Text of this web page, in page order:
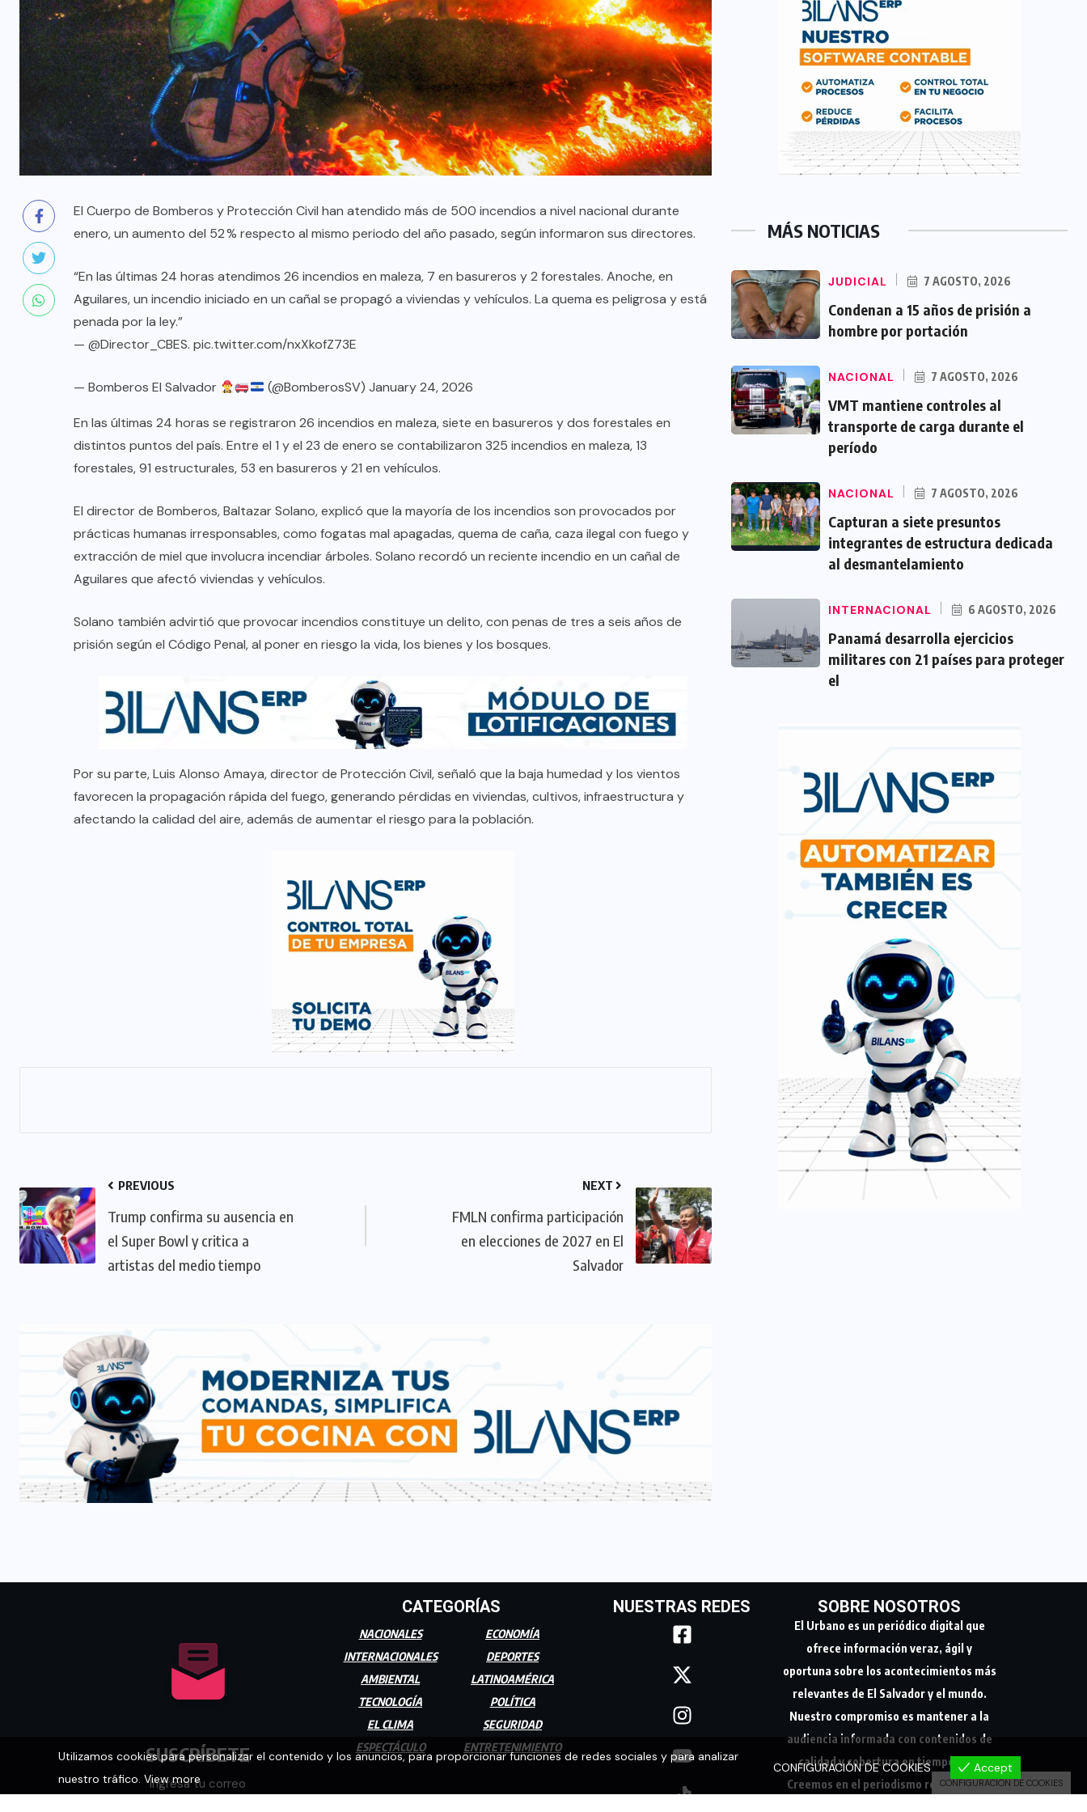
El Cuerpo de Bomberos y Protección Civil han atendido más de 500 incendios a nivel nacional durante
enero, un aumento del 52 % respecto al mismo periodo del año pasado, según informaron sus directores.
“En las últimas 24 horas atendimos 26 incendios en maleza, 7 en basureros y 2 forestales. Anoche, en
Aguilares, un incendio iniciado en un cañal se propagó a viviendas y vehículos. La quema es peligrosa y está
penada por la ley.”
— @Director_CBES. pic.twitter.com/nxXkofZ73E
— Bomberos El Salvador (@BomberosSV) January 24, 2026
En las últimas 24 horas se registraron 26 incendios en maleza, siete en basureros y dos forestales en
distintos puntos del país. Entre el 1 y el 23 de enero se contabilizaron 325 incendios en maleza, 13
forestales, 91 estructurales, 53 en basureros y 21 en vehículos.
El director de Bomberos, Baltazar Solano, explicó que la mayoría de los incendios son provocados por
prácticas humanas irresponsables, como fogatas mal apagadas, quema de caña, caza ilegal con fuego y
extracción de miel que involucra incendiar árboles. Solano recordó un reciente incendio en un cañal de
Aguilares que afectó viviendas y vehículos.
Solano también advirtió que provocar incendios constituye un delito, con penas de tres a seis años de
prisión según el Código Penal, al poner en riesgo la vida, los bienes y los bosques.
Por su parte, Luis Alonso Amaya, director de Protección Civil, señaló que la baja humedad y los vientos
favorecen la propagación rápida del fuego, generando pérdidas en viviendas, cultivos, infraestructura y
afectando la calidad del aire, además de aumentar el riesgo para la población.
PREVIOUS
Trump confirma su ausencia en
el Super Bowl y critica a
artistas del medio tiempo
NEXT
FMLN confirma participación
en elecciones de 2027 en El
Salvador
MÁS NOTICIAS
JUDICIAL 7 AGOSTO, 2026
Condenan a 15 años de prisión a
hombre por portación
NACIONAL 7 AGOSTO, 2026
VMT mantiene controles al
transporte de carga durante el
período
NACIONAL 7 AGOSTO, 2026
Capturan a siete presuntos
integrantes de estructura dedicada
al desmantelamiento
INTERNACIONAL 6 AGOSTO, 2026
Panamá desarrolla ejercicios
militares con 21 países para proteger
el
SUSCRÍBETE
Ingresa tu correo
electrónico para recibir las
CATEGORÍAS
NACIONALES
INTERNACIONALES
AMBIENTAL
TECNOLOGÍA
EL CLIMA
ESPECTÁCULO
ECONOMÍA
DEPORTES
LATINOAMÉRICA
POLÍTICA
SEGURIDAD
ENTRETENIMIENTO
NUESTRAS REDES SOBRE NOSOTROS
El Urbano es un periódico digital que
ofrece información veraz, ágil y
oportuna sobre los acontecimientos más
relevantes de El Salvador y el mundo.
Nuestro compromiso es mantener a la
audiencia informada con contenidos de
calidad y cobertura en tiempo real.
Creemos en el periodismo responsable,
Utilizamos cookies para personalizar el contenido y los anuncios, para proporcionar funciones de redes sociales y para analizar
nuestro tráfico. View more
CONFIGURACIÓN DE COOKIES Accept
CONFIGURACIÓN DE COOKIES